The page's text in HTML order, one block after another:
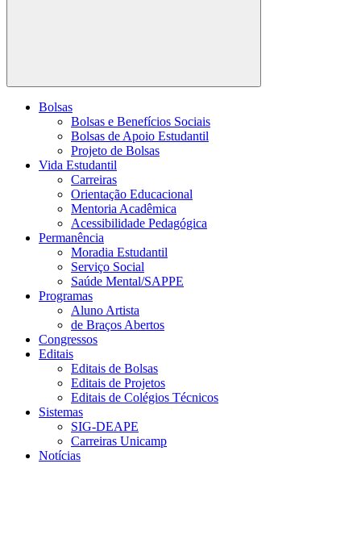
Buscar
Bolsas
Bolsas e Benefícios Sociais
Bolsas de Apoio Estudantil
Projeto de Bolsas
Vida Estudantil
Carreiras
Orientação Educacional
Mentoria Acadêmica
Acessibilidade Pedagógica
Permanência
Moradia Estudantil
Serviço Social
Saúde Mental/SAPPE
Programas
Aluno Artista
de Braços Abertos
Congressos
Editais
Editais de Bolsas
Editais de Projetos
Editais de Colégios Técnicos
Sistemas
SIG-DEAPE
Carreiras Unicamp
Notícias